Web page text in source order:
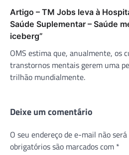
Artigo – TM Jobs leva à
Saúde Suplementar – Saúde
iceberg”
OMS estima que, anualmente, os
transtornos mentais gerem uma
trilhão mundialmente.
Deixe um comentário
O seu endereço de e-mail não
obrigatórios são marcados com *